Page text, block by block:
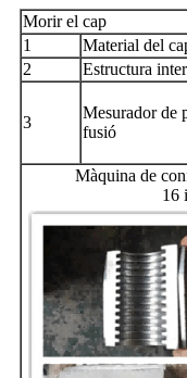
Morir el cap
1
Material del
2
Estructura
3
Mesurador de
fusió
Màquina de
16